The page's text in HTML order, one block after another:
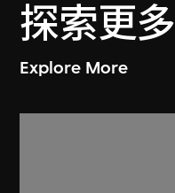
探索更多
Explore More